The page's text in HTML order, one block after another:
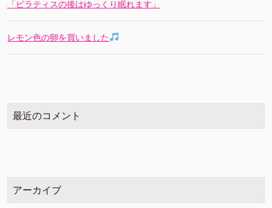
「ピラティスの後はゆっくり眠れます」
レモン色の卵を買いました
最近のコメント
アーカイブ